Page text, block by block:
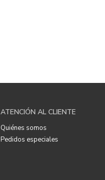
ATENCIÓN AL CLIENTE
Quiénes somos
Pedidos especiales